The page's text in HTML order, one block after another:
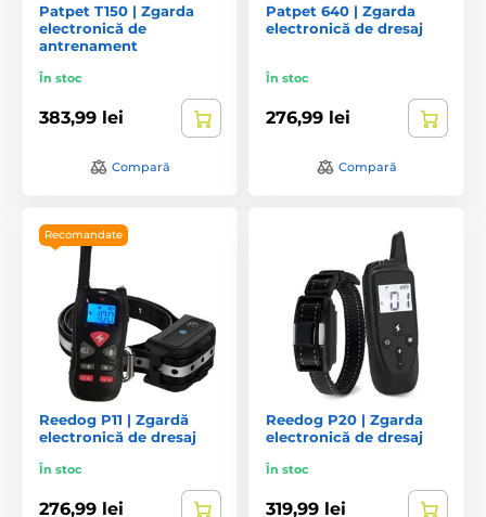
Patpet T150 | Zgarda
electronică de
antrenament
În stoc
383,99 lei
Compară
Patpet 640 | Zgarda
electronică de dresaj
În stoc
276,99 lei
Compară
Recomandate
Reedog P11 | Zgardă
electronică de dresaj
În stoc
276,99 lei
Reedog P20 | Zgarda
electronică de dresaj
În stoc
319,99 lei